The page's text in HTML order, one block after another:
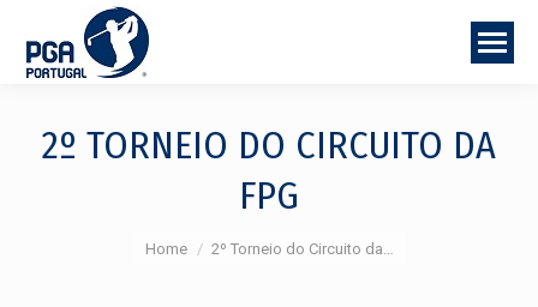
2º TORNEIO DO CIRCUITO DA
FPG
Home 2º Torneio do Circuito da…